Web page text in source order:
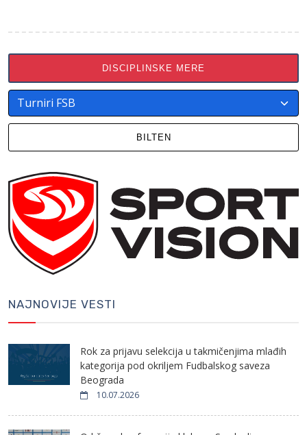
DISCIPLINSKE MERE
BILTEN
NAJNOVIJE VESTI
Rok za prijavu selekcija u takmičenjima mlađih
kategorija pod okriljem Fudbalskog saveza
Beograda
10.07.2026